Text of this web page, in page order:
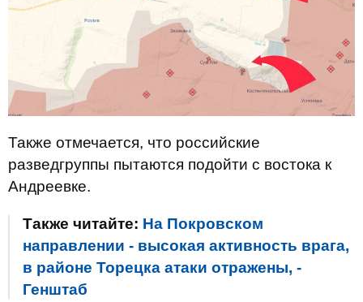
Также отмечается, что российские
разведгруппы пытаются подойти с востока к
Андреевке.
Также читайте: На Покровском
направлении - высокая активность врага,
в районе Торецка атаки отражены, -
Генштаб